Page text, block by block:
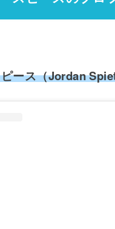
ース（Jordan